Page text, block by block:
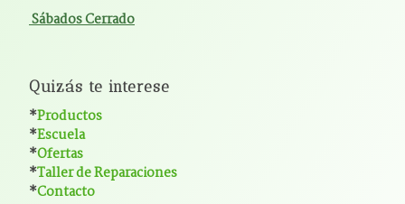
Sábados Cerrado
Quizás te interese
*Productos
*Escuela
*Ofertas
*Taller de Reparaciones
*Contacto